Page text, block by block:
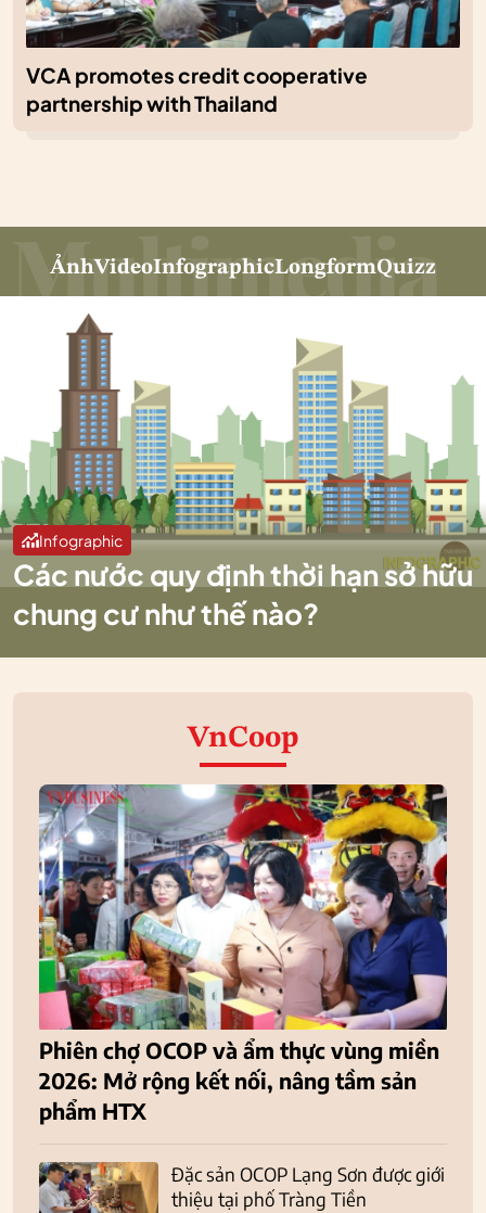
VCA promotes credit cooperative
partnership with Thailand
ẢnhVideoInfographicLongformQuizz
Infographic
Các nước quy định thời hạn sở hữu
chung cư như thế nào?
VnCoop
Phiên chợ OCOP và ẩm thực vùng miền
2026: Mở rộng kết nối, nâng tầm sản
phẩm HTX
Đặc sản OCOP Lạng Sơn được giới
thiệu tại phố Tràng Tiền